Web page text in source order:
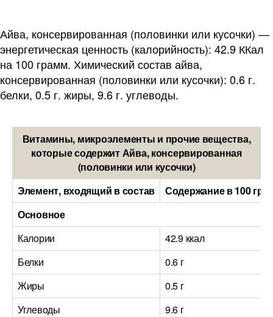
Айва, консервированная (половинки или кусочки) —
энергетическая ценность (калорийность): 42.9 ККал
на 100 грамм. Химический состав айва,
консервированная (половинки или кусочки): 0.6 г.
белки, 0.5 г. жиры, 9.6 г. углеводы.
Витамины, микроэлементы и прочие вещества,
которые содержит Айва, консервированная
(половинки или кусочки)
Элемент, входящий в состав
Содержание в 100
Основное
Калории
42.9 ккал
Белки
0.6 г
Жиры
0.5 г
Углеводы
9.6 г